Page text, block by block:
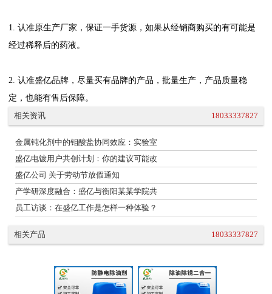
1. 认准原生产厂家，保证一手货源，如果从经销商购买的有可能是
经过稀释后的药液。
2. 认准盛亿品牌，尽量买有品牌的产品，批量生产，产品质量稳
定，也能有售后保障。
相关资讯 18033337827
金属钝化剂中的钼酸盐协同效应：实验室
盛亿电镀用户共创计划：你的建议可能改
盛亿公司 关于劳动节放假通知
产学研深度融合：盛亿与衡阳某某学院共
员工访谈：在盛亿工作是怎样一种体验？
相关产品 18033337827